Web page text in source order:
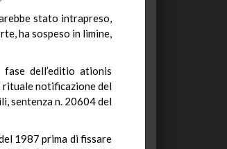
stato intrapreso,
ha sospeso in limine,
dell’editio ationis
rituale notificazione del
sentenza n. 20604 del
1987 prima di fissare